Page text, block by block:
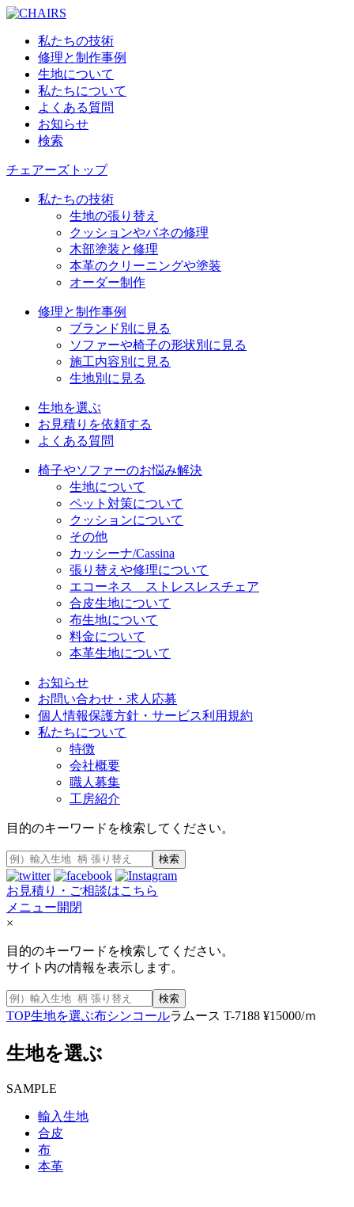
私たちの技術
修理と制作事例
生地について
私たちについて
よくある質問
お知らせ
検索
チェアーズトップ
私たちの技術
生地の張り替え
クッションやバネの修理
木部塗装と修理
本革のクリーニングや塗装
オーダー制作
修理と制作事例
ブランド別に見る
ソファーや椅子の形状別に見る
施工内容別に見る
生地別に見る
生地を選ぶ
お見積りを依頼する
よくある質問
椅子やソファーのお悩み解決
生地について
ペット対策について
クッションについて
その他
カッシーナ/Cassina
張り替えや修理について
エコーネス ストレスレスチェア
合皮生地について
布生地について
料金について
本革生地について
お知らせ
お問い合わせ・求人応募
個人情報保護方針・サービス利用規約
私たちについて
特徴
会社概要
職人募集
工房紹介
目的のキーワードを検索してください。
検索
お見積り・ご相談はこちら
メニュー開閉
×
目的のキーワードを検索してください。
サイト内の情報を表示します。
検索
TOP生地を選ぶ布シンコールラムース T-7188 ¥15000/ｍ
生地を選ぶ
SAMPLE
輸入生地
合皮
布
本革